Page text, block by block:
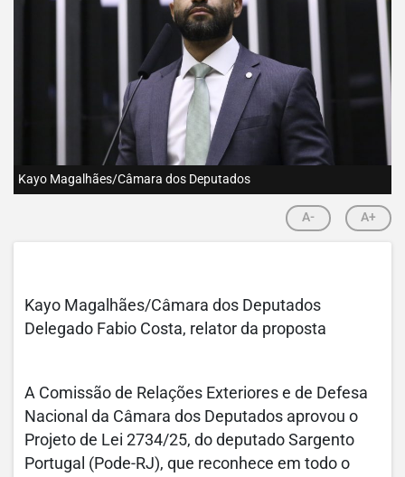
Kayo Magalhães/Câmara dos Deputados
A- A+
Kayo Magalhães/Câmara dos Deputados
Delegado Fabio Costa, relator da proposta
A Comissão de Relações Exteriores e de Defesa
Nacional da Câmara dos Deputados aprovou o
Projeto de Lei 2734/25, do deputado Sargento
Portugal (Pode-RJ), que reconhece em todo o